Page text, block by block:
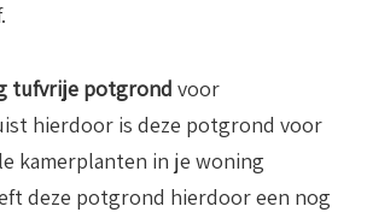
tufvrije potgrond voor
hierdoor is deze potgrond voor
kamerplanten in je woning
deze potgrond hierdoor een nog